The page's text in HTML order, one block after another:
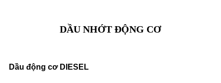
DẦU NHỚT ĐỘNG CƠ
Dầu động cơ DIESEL